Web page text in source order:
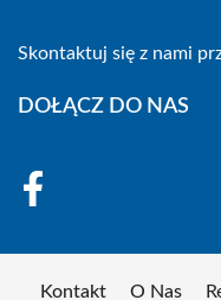
Skontaktuj się z nami
DOŁĄCZ DO NAS
Kontakt O Nas